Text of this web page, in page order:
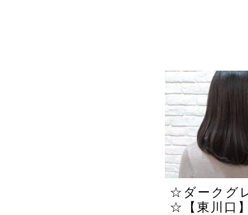
☆ダークグ
☆【東川口】